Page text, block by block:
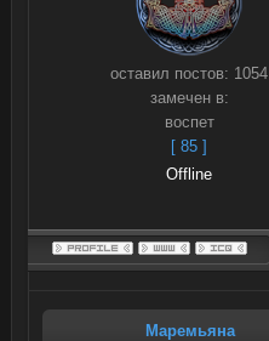
оставил постов: 1054
замечен в:
воспет
[ 85 ]
Offline
Маремьяна